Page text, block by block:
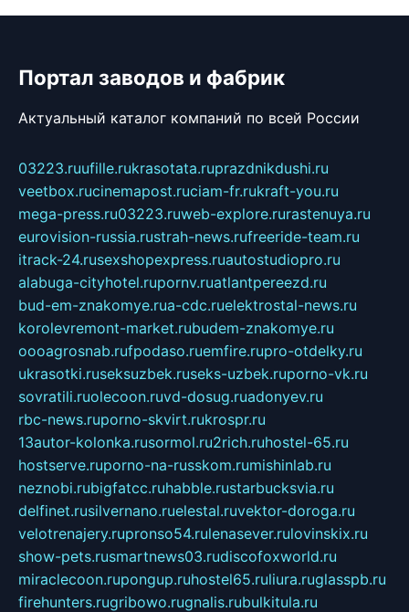
Портал заводов и фабрик
Актуальный каталог компаний по всей России
03223.ruufille.rukrasotata.ruprazdnikdushi.ru
veetbox.rucinemapost.ruciam-fr.rukraft-you.ru
mega-press.ru03223.ruweb-explore.rurastenuya.ru
eurovision-russia.rustrah-news.rufreeride-team.ru
itrack-24.rusexshopexpress.ruautostudiopro.ru
alabuga-cityhotel.rupornv.ruatlantpereezd.ru
bud-em-znakomye.rua-cdc.ruelektrostal-news.ru
korolevremont-market.rubudem-znakomye.ru
oooagrosnab.rufpodaso.ruemfire.rupro-otdelky.ru
ukrasotki.ruseksuzbek.ruseks-uzbek.ruporno-vk.ru
sovratili.ruolecoon.ruvd-dosug.ruadonyev.ru
rbc-news.ruporno-skvirt.rukrospr.ru
13autor-kolonka.rusormol.ru2rich.ruhostel-65.ru
hostserve.ruporno-na-russkom.rumishinlab.ru
neznobi.rubigfatcc.ruhabble.rustarbucksvia.ru
delfinet.rusilvernano.ruelestal.ruvektor-doroga.ru
velotrenajery.rupronso54.rulenasever.rulovinskix.ru
show-pets.rusmartnews03.rudiscofoxworld.ru
miraclecoon.rupongup.ruhostel65.ruliura.ruglasspb.ru
firehunters.rugribowo.rugnalis.rubulkitula.ru